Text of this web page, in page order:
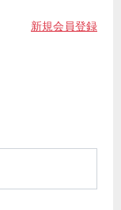
新規会員登録